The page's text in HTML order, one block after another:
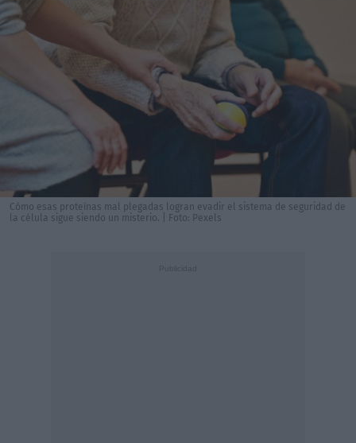
Cómo esas proteínas mal plegadas logran evadir el sistema de seguridad de
la célula sigue siendo un misterio. | Foto: Pexels